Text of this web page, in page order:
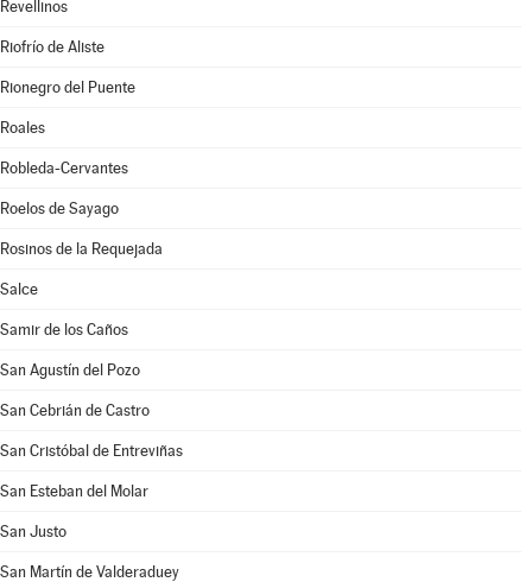
Revellinos
Riofrío de Aliste
Rionegro del Puente
Roales
Robleda-Cervantes
Roelos de Sayago
Rosinos de la Requejada
Salce
Samir de los Caños
San Agustín del Pozo
San Cebrián de Castro
San Cristóbal de Entreviñas
San Esteban del Molar
San Justo
San Martín de Valderaduey